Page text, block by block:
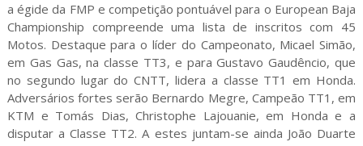
a égide da FMP e competição pontuável para o European Baja
Championship compreende uma lista de inscritos com 45
Motos. Destaque para o líder do Campeonato, Micael Simão,
em Gas Gas, na classe TT3, e para Gustavo Gaudêncio, que
no segundo lugar do CNTT, lidera a classe TT1 em Honda.
Adversários fortes serão Bernardo Megre, Campeão TT1, em
KTM e Tomás Dias, Christophe Lajouanie, em Honda e a
disputar a Classe TT2. A estes juntam-se ainda João Duarte